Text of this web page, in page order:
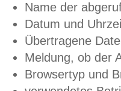
Name der
Datum und
Übertragene
Meldung, ob der
Browsertyp und